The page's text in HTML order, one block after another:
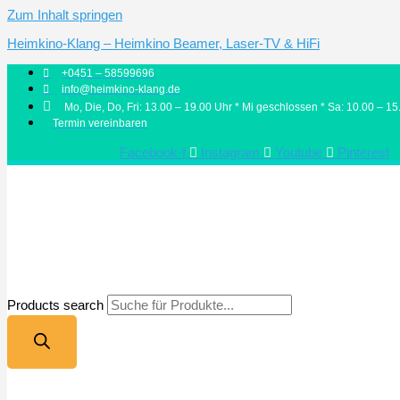
Zum Inhalt springen
Heimkino-Klang – Heimkino Beamer, Laser-TV & HiFi
+0451 – 58599696
info@heimkino-klang.de
Mo, Die, Do, Fri: 13.00 – 19.00 Uhr * Mi geschlossen * Sa: 10.00 –
Termin vereinbaren
Facebook-f Instagram Youtube Pinterest
Products search